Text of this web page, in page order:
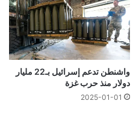
واشنطن تدعم إسرائيل بـ22 مليار
دولار منذ حرب غزة
2025-01-01